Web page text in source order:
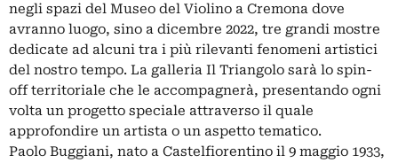
negli spazi del Museo del Violino a Cremona dove
avranno luogo, sino a dicembre 2022, tre grandi mostre
dedicate ad alcuni tra i più rilevanti fenomeni artistici
del nostro tempo. La galleria Il Triangolo sarà lo spin-
off territoriale che le accompagnerà, presentando ogni
volta un progetto speciale attraverso il quale
approfondire un artista o un aspetto tematico.
Paolo Buggiani, nato a Castelfiorentino il 9 maggio 1933,